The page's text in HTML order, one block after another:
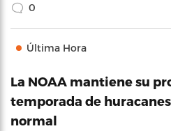
0
Última Hora
La NOAA mantiene su
temporada de
normal